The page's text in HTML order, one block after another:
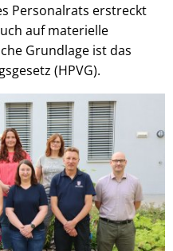
Personalrats erstreckt
auf materielle
Grundlage ist das
(HPVG).